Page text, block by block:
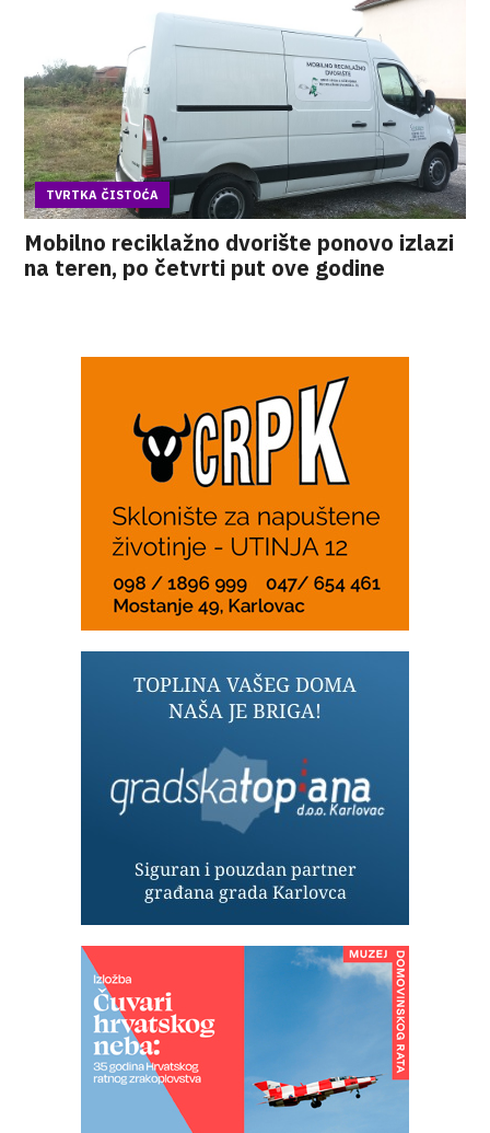
TVRTKA ČISTOĆA
Mobilno reciklažno dvorište ponovo izlazi
na teren, po četvrti put ove godine